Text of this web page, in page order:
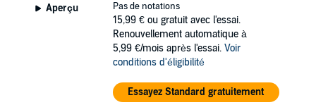
Aperçu
Pas de notations
15,99 € ou gratuit avec l'essai.
Renouvellement automatique à
5,99 €/mois après l'essai. Voir
conditions d'éligibilité
Essayez Standard gratuitement